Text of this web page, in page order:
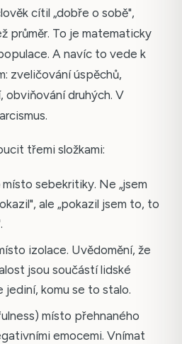
cítil „dobře o sobě",
průměr. To je matematicky
A navíc to vede k
zveličování úspěchů,
obviňování druhých. V
třemi složkami:
místo sebekritiky. Ne „jsem
ale „pokazil jsem to, to
izolace. Uvědomění, že
jsou součástí lidské
komu se to stalo.
místo přehnaného
emocemi. Vnímat